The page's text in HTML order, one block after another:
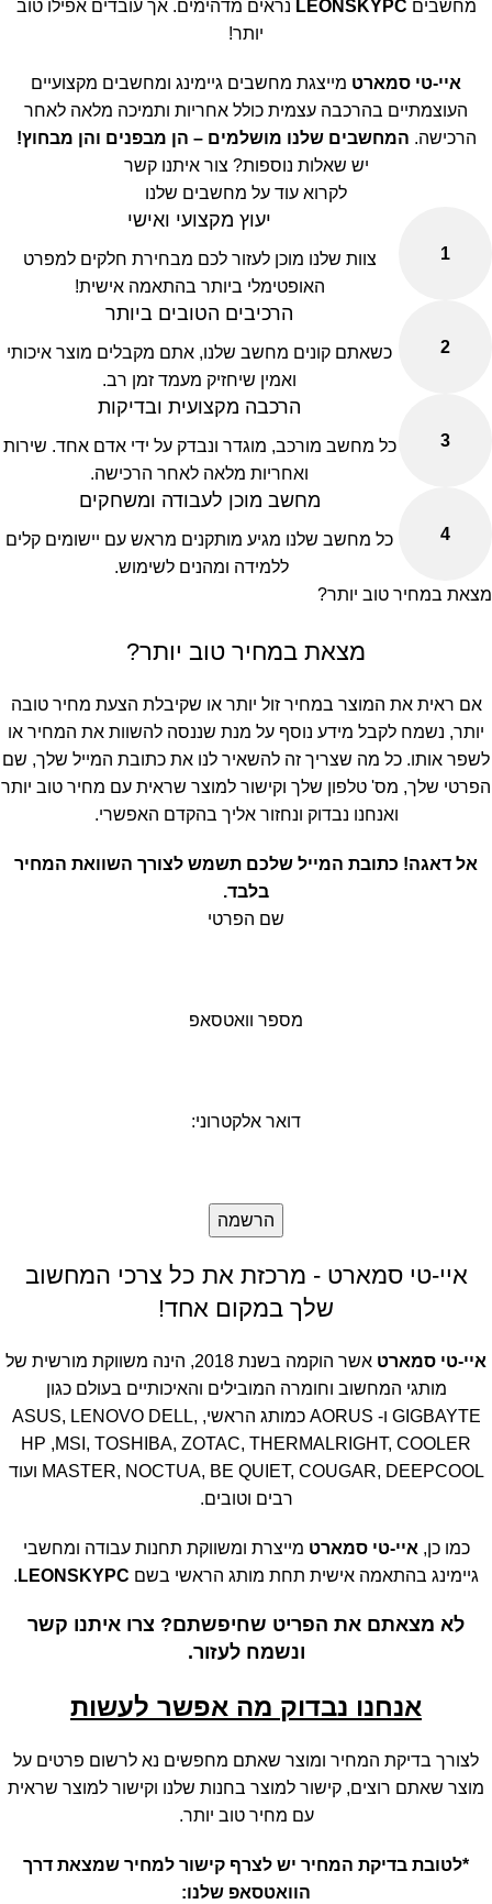
מחשבים LEONSKYPC נראים מדהימים. אך עובדים אפילו טוב
יותר!
איי-טי סמארט מייצגת מחשבים גיימינג ומחשבים מקצועיים
העוצמתיים בהרכבה עצמית כולל אחריות ותמיכה מלאה לאחר
הרכישה. המחשבים שלנו מושלמים – הן מבפנים והן מבחוץ!
יש שאלות נוספות? צור איתנו קשר
לקרוא עוד על מחשבים שלנו
1
יעוץ מקצועי ואישי
צוות שלנו מוכן לעזור לכם מבחירת חלקים למפרט
האופטימלי ביותר בהתאמה אישית!
2
הרכיבים הטובים ביותר
כשאתם קונים מחשב שלנו, אתם מקבלים מוצר איכותי
ואמין שיחזיק מעמד זמן רב.
3
הרכבה מקצועית ובדיקות
כל מחשב מורכב, מוגדר ונבדק על ידי אדם אחד. שירות
ואחריות מלאה לאחר הרכישה.
4
מחשב מוכן לעבודה ומשחקים
כל מחשב שלנו מגיע מותקנים מראש עם יישומים קלים
ללמידה ומהנים לשימוש.
מצאת במחיר טוב יותר?
מצאת במחיר טוב יותר?
אם ראית את המוצר במחיר זול יותר או שקיבלת הצעת מחיר טובה
יותר, נשמח לקבל מידע נוסף על מנת שננסה להשוות את המחיר או
לשפר אותו. כל מה שצריך זה להשאיר לנו את כתובת המייל שלך, שם
הפרטי שלך, מס' טלפון שלך וקישור למוצר שראית עם מחיר טוב יותר
ואנחנו נבדוק ונחזור אליך בהקדם האפשרי.
אל דאגה! כתובת המייל שלכם תשמש לצורך השוואת המחיר
בלבד.
שם הפרטי
מספר וואטסאפ
דואר אלקטרוני:
איי-טי סמארט - מרכזת את כל צרכי המחשוב
שלך במקום אחד!
איי-טי סמארט
אשר הוקמה בשנת 2018, הינה משווקת מורשית של
מותגי המחשוב וחומרה המובילים והאיכותיים בעולם כגון
GIGBAYTE ו- AORUS כמותג הראשי, ASUS, LENOVO DELL,
HP ,MSI, TOSHIBA, ZOTAC, THERMALRIGHT, COOLER
MASTER, NOCTUA, BE QUIET, COUGAR, DEEPCOOL ועוד
רבים וטובים.
כמו כן, איי-טי סמארט מייצרת ומשווקת תחנות עבודה ומחשבי
גיימינג בהתאמה אישית תחת מותג הראשי בשם LEONSKYPC
.
לא מצאתם את הפריט שחיפשתם? צרו איתנו קשר
ונשמח לעזור.
אנחנו נבדוק מה אפשר לעשות
לצורך בדיקת המחיר ומוצר שאתם מחפשים נא לרשום פרטים על
מוצר שאתם רוצים, קישור למוצר בחנות שלנו וקישור למוצר שראית
עם מחיר טוב יותר.
*לטובת בדיקת המחיר יש לצרף קישור למחיר שמצאת דרך
הוואטסאפ שלנו: